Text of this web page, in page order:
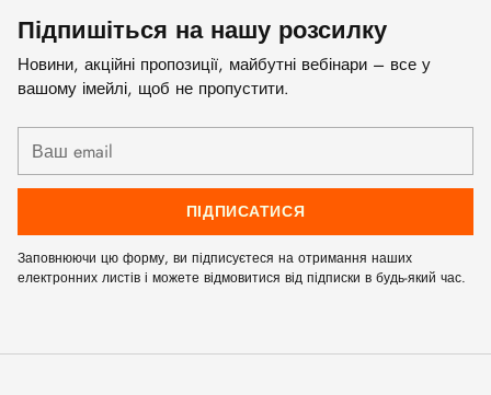
Підпишіться на нашу розсилку
Новини, акційні пропозиції, майбутні вебінари – все у
вашому імейлі, щоб не пропустити.
email
ПІДПИСАТИСЯ
Заповнюючи цю форму, ви підписуєтеся на отримання наших
електронних листів і можете відмовитися від підписки в будь-який час.